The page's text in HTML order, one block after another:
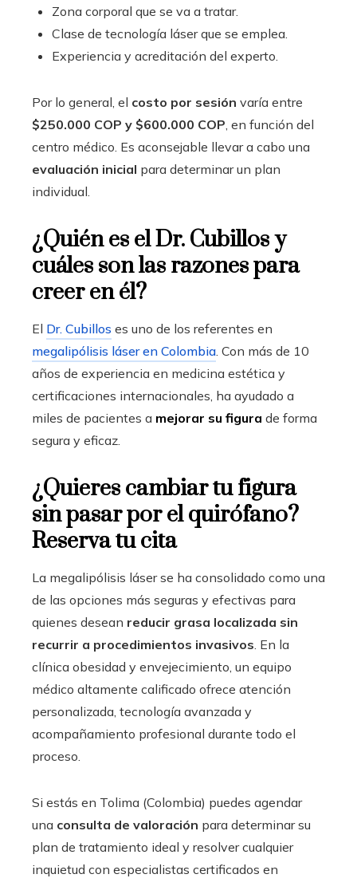
Zona corporal que se va a tratar.
Clase de tecnología láser que se emplea.
Experiencia y acreditación del experto.
Por lo general, el costo por sesión varía entre
$250.000 COP y $600.000 COP, en función del
centro médico. Es aconsejable llevar a cabo una
evaluación inicial para determinar un plan
individual.
¿Quién es el Dr. Cubillos y
cuáles son las razones para
creer en él?
El Dr. Cubillos es uno de los referentes en
megalipólisis láser en Colombia. Con más de 10
años de experiencia en medicina estética y
certificaciones internacionales, ha ayudado a
miles de pacientes a mejorar su figura de forma
segura y eficaz.
¿Quieres cambiar tu figura
sin pasar por el quirófano?
Reserva tu cita
La megalipólisis láser se ha consolidado como una
de las opciones más seguras y efectivas para
quienes desean reducir grasa localizada sin
recurrir a procedimientos invasivos. En la
clínica obesidad y envejecimiento, un equipo
médico altamente calificado ofrece atención
personalizada, tecnología avanzada y
acompañamiento profesional durante todo el
proceso.
Si estás en Tolima (Colombia) puedes agendar
una consulta de valoración para determinar su
plan de tratamiento ideal y resolver cualquier
inquietud con especialistas certificados en